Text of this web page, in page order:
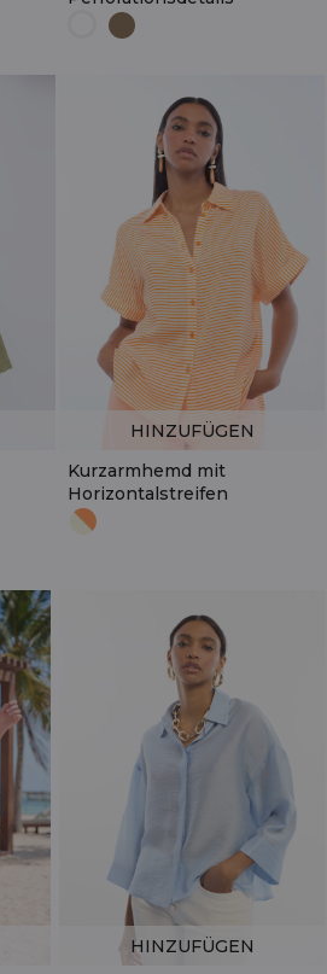
Kurzarmhemd mit
Horizontalstreifen
HINZUFÜGEN
HINZUFÜGEN